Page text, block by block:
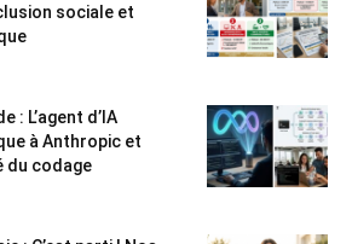
sociale et
: L’agent d’IA
à Anthropic et
du codage